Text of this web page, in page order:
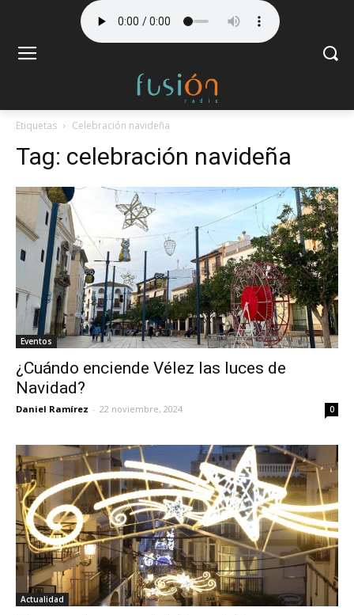
Etiquetas Celebración navideña
Tag: celebración navideña
Eventos
¿Cuándo enciende Vélez las luces de
Navidad?
Daniel Ramírez - 22 noviembre, 2024 0
Actualidad